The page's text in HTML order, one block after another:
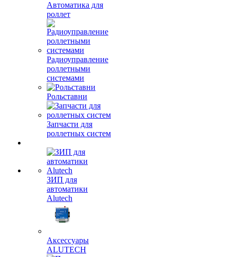
Автоматика для
роллет
Радиоуправление
роллетными
системами
Рольставни
Запчасти для
роллетных систем
ЗИП для
автоматики
Alutech
Аксессуары
ALUTECH